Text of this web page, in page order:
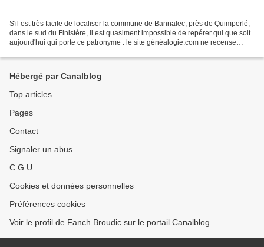
S'il est très facile de localiser la commune de Bannalec, près de Quimperlé,
dans le sud du Finistère, il est quasiment impossible de repérer qui que soit
aujourd'hui qui porte ce patronyme : le site généalogie.com ne recense
Hébergé par Canalblog
Top articles
Pages
Contact
Signaler un abus
C.G.U.
Cookies et données personnelles
Préférences cookies
Voir le profil de Fanch Broudic sur le portail Canalblog